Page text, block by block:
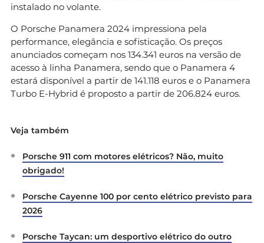
instalado no volante.
O Porsche Panamera 2024 impressiona pela
performance, elegância e sofisticação. Os preços
anunciados começam nos 134.341 euros na versão de
acesso à linha Panamera, sendo que o Panamera 4
estará disponível a partir de 141.118 euros e o Panamera
Turbo E-Hybrid é proposto a partir de 206.824 euros.
Veja também
Porsche 911 com motores elétricos? Não, muito
obrigado!
Porsche Cayenne 100 por cento elétrico previsto para
2026
Porsche Taycan: um desportivo elétrico do outro